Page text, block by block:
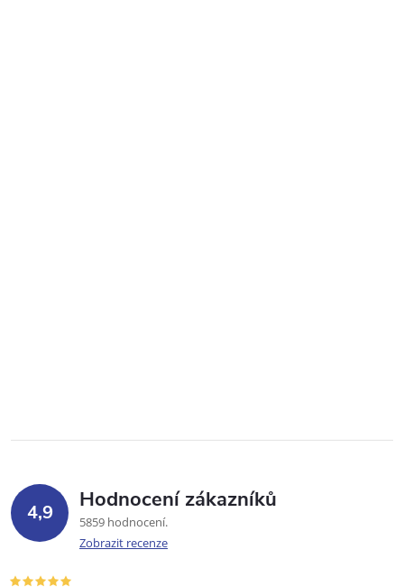
4,9 Hodnocení zákazníků
5859 hodnocení
Zobrazit recenze